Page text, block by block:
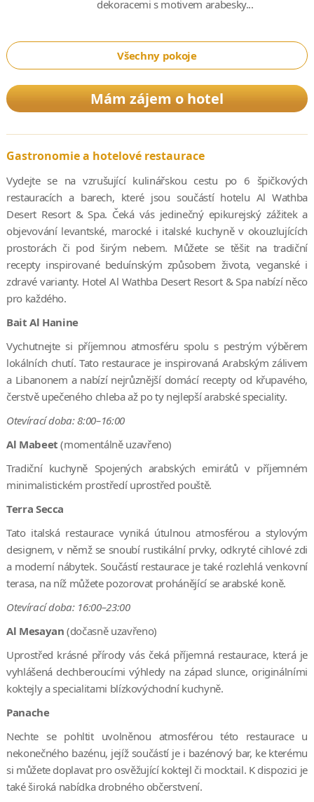
dekoracemi s motivem arabesky...
Všechny pokoje
Mám zájem o hotel
Gastronomie a hotelové restaurace
Vydejte se na vzrušující kulinářskou cestu po 6 špičkových
restauracích a barech, které jsou součástí hotelu Al Wathba
Desert Resort & Spa. Čeká vás jedinečný epikurejský zážitek a
objevování levantské, marocké i italské kuchyně v okouzlujících
prostorách či pod širým nebem. Můžete se těšit na tradiční
recepty inspirované beduínským způsobem života, veganské i
zdravé varianty. Hotel Al Wathba Desert Resort & Spa nabízí něco
pro každého.
Bait Al Hanine
Vychutnejte si příjemnou atmosféru spolu s pestrým výběrem
lokálních chutí. Tato restaurace je inspirovaná Arabským zálivem
a Libanonem a nabízí nejrůznější domácí recepty od křupavého,
čerstvě upečeného chleba až po ty nejlepší arabské speciality.
Otevírací doba: 8:00–16:00
Al Mabeet (momentálně uzavřeno)
Tradiční kuchyně Spojených arabských emirátů v příjemném
minimalistickém prostředí uprostřed pouště.
Terra Secca
Tato italská restaurace vyniká útulnou atmosférou a stylovým
designem, v němž se snoubí rustikální prvky, odkryté cihlové zdi
a moderní nábytek. Součástí restaurace je také rozlehlá venkovní
terasa, na níž můžete pozorovat prohánějící se arabské koně.
Otevírací doba: 16:00–23:00
Al Mesayan (dočasně uzavřeno)
Uprostřed krásné přírody vás čeká příjemná restaurace, která je
vyhlášená dechberoucími výhledy na západ slunce, originálními
koktejly a specialitami blízkovýchodní kuchyně.
Panache
Nechte se pohltit uvolněnou atmosférou této restaurace u
nekonečného bazénu, jejíž součástí je i bazénový bar, ke kterému
si můžete doplavat pro osvěžující koktejl či mocktail. K dispozici je
také široká nabídka drobného občerstvení.